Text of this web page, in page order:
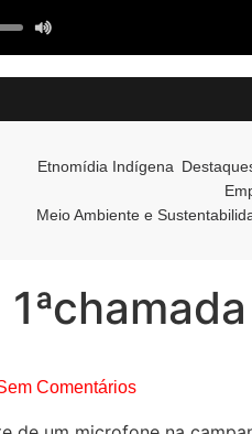
Etnomídia Indígena
Meio Ambiente e
Comentários